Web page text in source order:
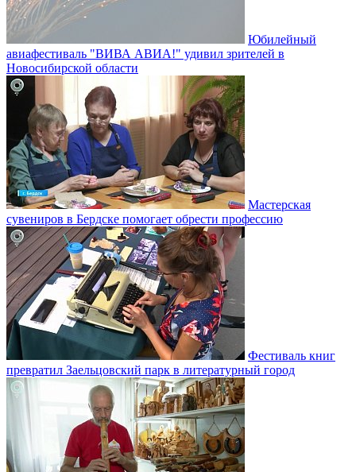
Юбилейный
авиафестиваль "ВИВА АВИА!" удивил зрителей в
Новосибирской области
Мастерская
сувениров в Бердске помогает обрести профессию
Фестиваль книг
превратил Заельцовский парк в литературный город